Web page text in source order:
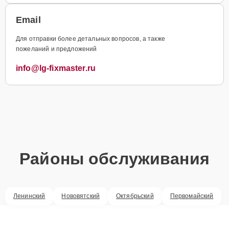
Email
Для отправки более детальных вопросов, а также
пожеланий и предложений
info@lg-fixmaster.ru
Районы обслуживания
Ленинский Нововятский Октябрьский Первомайский